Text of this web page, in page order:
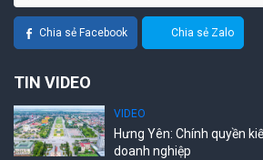
Chia sẻ Facebook Chia sẻ Zalo
TIN VIDEO
VIDEO
Hưng Yên: Chính quyền
doanh nghiệp